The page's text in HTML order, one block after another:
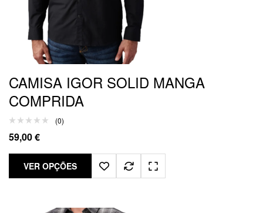
CAMISA IGOR SOLID MANGA
COMPRIDA
(0)
59,00€
VER OPÇÕES